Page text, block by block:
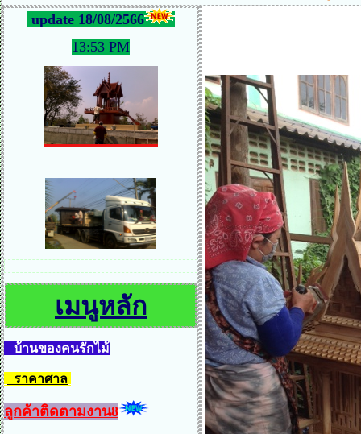
update 18/08/2566
13:53 PM
เมนูหลัก
บ้านของคนรักไม้
ราคาศาล
ลูกค้าติดตามงาน8